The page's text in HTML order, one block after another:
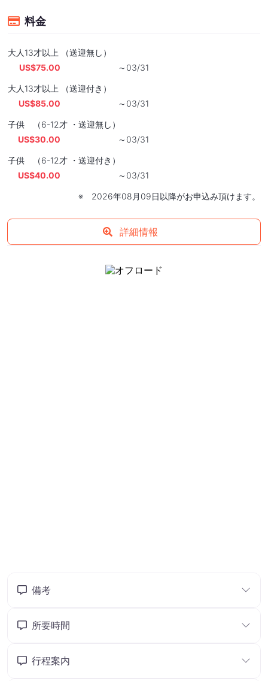
料金
大人13才以上 （送迎無し）
US$75.00
～03/31
大人13才以上 （送迎付き）
US$85.00
～03/31
子供 （6-12才 ・送迎無し）
US$30.00
～03/31
子供 （6-12才 ・送迎付き）
US$40.00
～03/31
※ 2026年08月09日以降がお申込み頂けます。
詳細情報
備考
所要時間
行程案内